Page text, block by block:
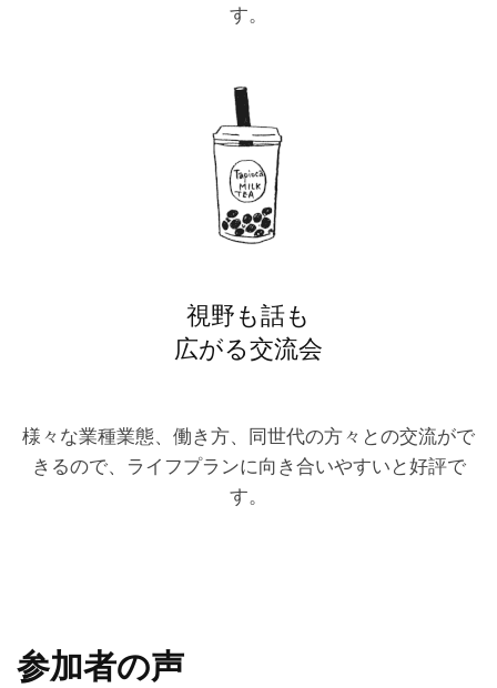
す。
視野も話も
広がる交流会
様々な業種業態、働き方、同世代の方々との交流がで
きるので、ライフプランに向き合いやすいと好評で
す。
参加者の声